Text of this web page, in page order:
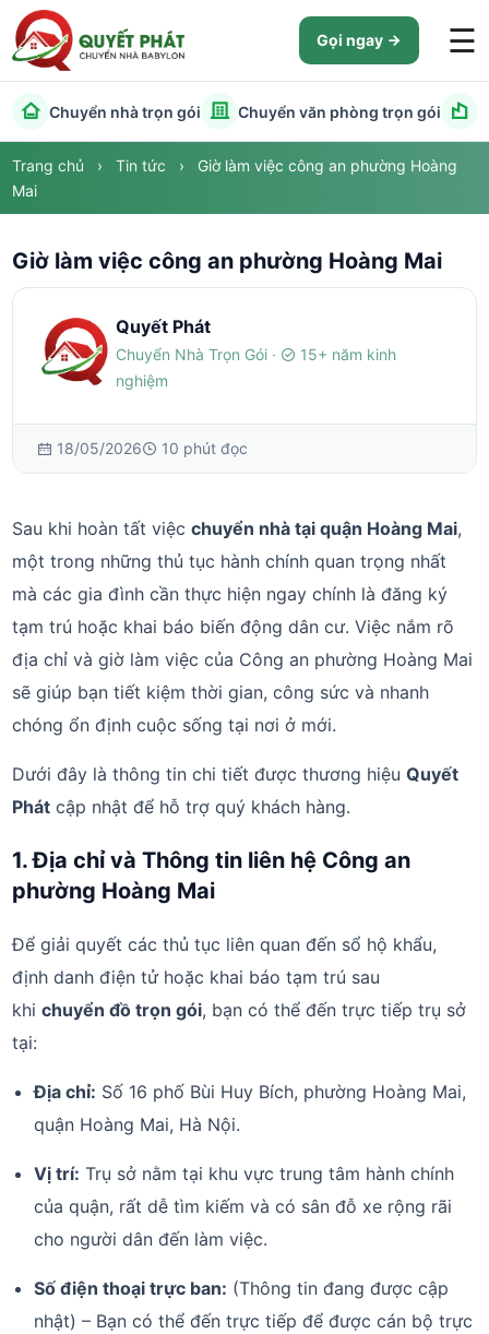
Gọi ngay ☰
Chuyển nhà trọn gói Chuyển văn phòng trọn gói
Trang chủ › Tin tức ›
Giờ làm việc công an phường Hoàng
Mai
Giờ làm việc công an phường Hoàng Mai
Quyết Phát
Chuyển Nhà Trọn Gói ·
15+ năm kinh
nghiệm
18/05/2026 10 phút đọc
Sau khi hoàn tất việcchuyển nhà tại quận Hoàng Mai,
một trong những thủ tục hành chính quan trọng nhất
mà các gia đình cần thực hiện ngay chính là đăng ký
tạm trú hoặc khai báo biến động dân cư. Việc nắm rõ
địa chỉ và giờ làm việc của Công an phường Hoàng Mai
sẽ giúp bạn tiết kiệm thời gian, công sức và nhanh
chóng ổn định cuộc sống tại nơi ở mới.
Dưới đây là thông tin chi tiết được thương hiệuQuyết
Phát cập nhật để hỗ trợ quý khách hàng.
1. Địa chỉ và Thông tin liên hệ Công an
phường Hoàng Mai
Để giải quyết các thủ tục liên quan đến sổ hộ khẩu,
định danh điện tử hoặc khai báo tạm trú sau
khichuyển đồ trọn gói, bạn có thể đến trực tiếp trụ sở
tại:
Địa chỉ: Số 16 phố Bùi Huy Bích, phường Hoàng Mai,
quận Hoàng Mai, Hà Nội.
Vị trí: Trụ sở nằm tại khu vực trung tâm hành chính
của quận, rất dễ tìm kiếm và có sân đỗ xe rộng rãi
cho người dân đến làm việc.
Số điện thoại trực ban: (Thông tin đang được cập
nhật) – Bạn có thể đến trực tiếp để được cán bộ trực